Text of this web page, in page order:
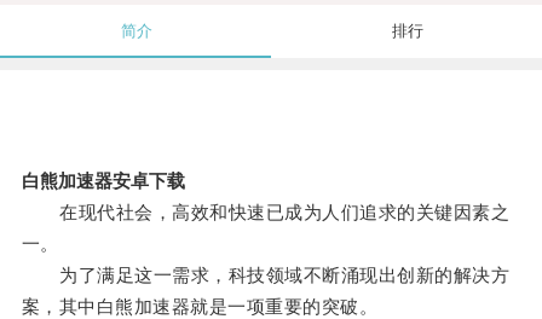
简介 排行
白熊加速器安卓下载
在现代社会，高效和快速已成为人们追求的关键因素之
一。
为了满足这一需求，科技领域不断涌现出创新的解决方
案，其中白熊加速器就是一项重要的突破。